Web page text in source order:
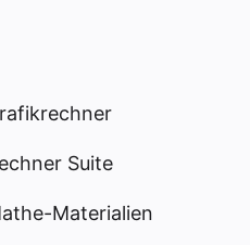
Suite
Materialien